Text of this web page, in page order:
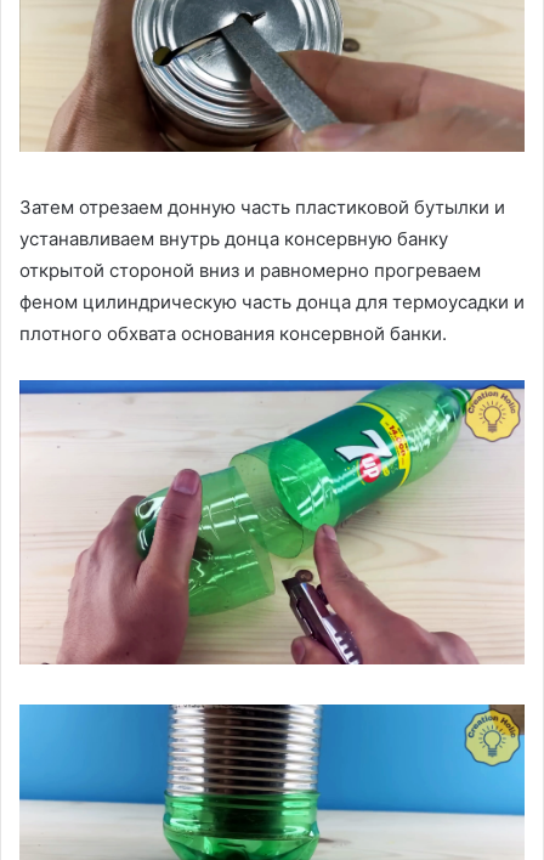
Затем отрезаем донную часть пластиковой бутылки и
устанавливаем внутрь донца консервную банку
открытой стороной вниз и равномерно прогреваем
феном цилиндрическую часть донца для термоусадки и
плотного обхвата основания консервной банки.